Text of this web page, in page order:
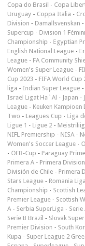
Copa do Brasil - Copa
Uruguay - Coppa Italia -
Division - Damallsvenskan -
Supercup - Division 1
Championship - Egyptian
English National League -
League - FA Community
Women's Super League -
Cup 2023 - FIFA World Cup
liga - Indian Super League -
Israel Ligat Ha`Al - Japan -
League - Keuken Kampioen
Two - Leagues Cup - Liga
Ligue 1 - Ligue 2 -
NIFL Premiership - NISA -
Women's Soccer League -
- ÖFB-Cup - Paraguay
Primera A - Primera Division
División de Chile - Primera
Stars League - Romania
Championship - Scottish
Premier League - Scottish
A - Serbia SuperLiga - Serie
Serie B Brazil - Slovak
Premier Division - South
Kupa - Super League 2